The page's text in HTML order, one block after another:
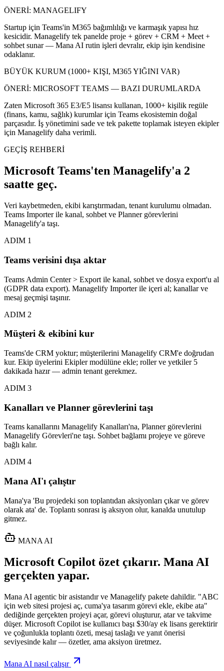
ÖNERİ: MANAGELIFY
Startup için Teams'in M365 bağımlılığı ve karmaşık yapısı hız
kesicidir. Managelify tek panelde proje + görev + CRM + Meet +
sohbet sunar — Mana AI rutin işleri devralır, ekip işin kendisine
odaklanır.
BÜYÜK KURUM (1000+ KIŞI, M365 YIĞINI VAR)
ÖNERİ: MICROSOFT TEAMS — BAZI DURUMLARDA
Zaten Microsoft 365 E3/E5 lisansı kullanan, 1000+ kişilik regüle
(finans, kamu, sağlık) kurumlar için Teams ekosistemin doğal
parçasıdır. İş yönetimini sade ve tek pakette toplamak isteyen ekipler
için Managelify daha verimli.
GEÇİŞ REHBERİ
Microsoft Teams'ten Managelify'a 2
saatte geç.
Veri kaybetmeden, ekibi karıştırmadan, tenant kurulumu olmadan.
Teams Importer ile kanal, sohbet ve Planner görevlerini
Managelify'a taşı.
ADIM 1
Teams verisini dışa aktar
Teams Admin Center > Export ile kanal, sohbet ve dosya export'u al
(GDPR data export). Managelify Importer ile içeri al; kanallar ve
mesaj geçmişi taşınır.
ADIM 2
Müşteri & ekibini kur
Teams'de CRM yoktur; müşterilerini Managelify CRM'e doğrudan
kur. Ekip üyelerini Ekipler modülüne ekle; roller ve yetkiler 5
dakikada hazır — admin tenant gerekmez.
ADIM 3
Kanalları ve Planner görevlerini taşı
Teams kanallarını Managelify Kanalları'na, Planner görevlerini
Managelify Görevleri'ne taşı. Sohbet bağlamı projeye ve göreve
bağlı kalır.
ADIM 4
Mana AI'ı çalıştır
Mana'ya 'Bu projedeki son toplantıdan aksiyonları çıkar ve görev
olarak ata' de. Toplantı sonrası iş aksıyon olur, kanalda unutulup
gitmez.
MANA AI
Microsoft Copilot özet çıkarır. Mana AI
gerçekten yapar.
Mana AI agentic bir asistandır ve Managelify pakete dahildir. "ABC
için web sitesi projesi aç, cuma'ya tasarım görevi ekle, ekibe ata"
dediğinde gerçekten projeyi açar, görevi oluşturur, atar ve takvime
düşer. Microsoft Copilot ise kullanıcı başı $30/ay ek lisans gerektirir
ve çoğunlukla toplantı özeti, mesaj taslağı ve yanıt önerisi
seviyesinde kalır — özetler, ama aksiyon üretmez.
Mana AI nasıl çalışır